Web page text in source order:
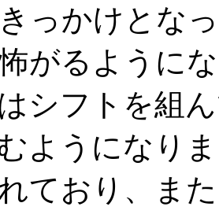
っかけとな
がるように
シフトを組
ようになり
ており、ま